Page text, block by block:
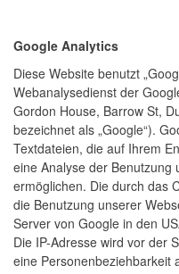
Google Analytics
Diese Website benutzt
Webanalysedienst der
Gordon House, Barrow St,
bezeichnet als „Google“).
Textdateien, die auf Ihrem
eine Analyse der Benutzung
ermöglichen. Die durch das
die Benutzung unserer
Server von Google in den
Die IP-Adresse wird vor der
eine Personenbeziehbarkeit